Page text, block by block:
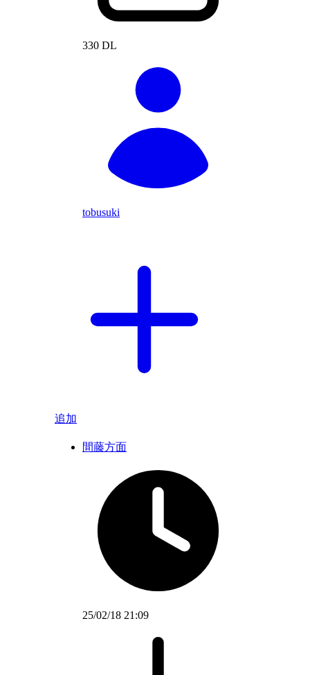
330 DL
tobusuki
追加
間藤方面
25/02/18 21:09